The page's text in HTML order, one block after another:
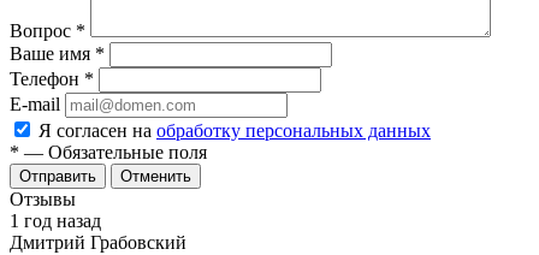
Вопрос *
Ваше имя *
Телефон *
E-mail
Я согласен на обработку персональных данных
* — Обязательные поля
Отменить
Отзывы
1 год назад
Дмитрий Грабовский